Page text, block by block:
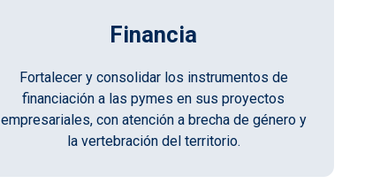
Financia
Fortalecer y consolidar los instrumentos de
financiación a las pymes en sus proyectos
empresariales, con atención a brecha de género y
la vertebración del territorio.